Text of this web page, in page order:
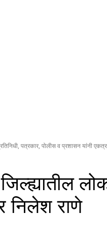
पत्रकार, पोलीस व प्रशासन यांनी
निलेश राणे